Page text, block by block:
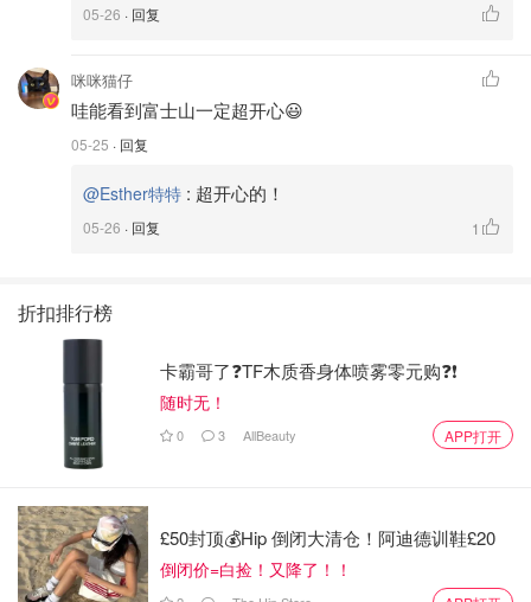
05-26 · 回复
咪咪猫仔
哇能看到富士山一定超开心😃
05-25 · 回复
@Esther特特 : 超开心的！
05-26 · 回复 1
折扣排行榜
卡霸哥了❓TF木质香身体喷雾零元购❓❗
随时无！
0 3 AllBeauty APP打开
£50封顶💰Hip 倒闭大清仓！阿迪德训鞋£20
倒闭价=白捡！又降了！！